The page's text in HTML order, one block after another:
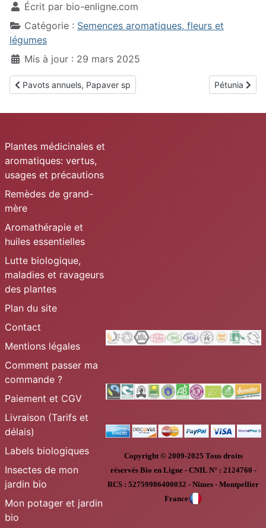
Écrit par bio-enligne.com
Catégorie : Semences aromatiques, fleurs et
légumes
Mis à jour : 29 mars 2025
Article précédent : Pavots annuels, Papaver sp
Pavots annuels, Papaver sp Article
Pétunia
Plantes médicinales et
aromatiques: vertus,
usages et précautions
Remèdes de grand-
mère
Aromathérapie et
huiles essentielles
Lutte biologique,
maladies et ravageurs
des plantes
Plan du site
Contact
Mentions légales
Comment passer ma
commande ?
Paiement et CGV
Livraison (Tarifs et
délais)
Labels biologiques
Insectes de mon
jardin bio
Mon potager et jardin
bio
Copyright © 2009-2025 Tous droits
réservésBio en Ligne - CNIL N° : 2124760 -
RCS : 52759986400032 - Nîmes - Montpellier
France